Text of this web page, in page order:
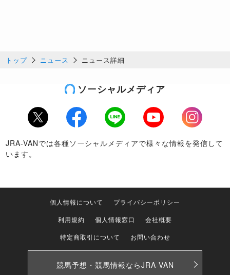
トップ ニュース ニュース詳細
ソーシャルメディア
Twitter Facebook LINE Youtube
Instagram
JRA-VANでは各種ソーシャルメディアで様々な情報を発信して
います。
個人情報について
プライバシーポリシー
利用規約
個人情報窓口
会社概要
特定商取引について
お問い合わせ
競馬予想・競馬情報ならJRA-VAN